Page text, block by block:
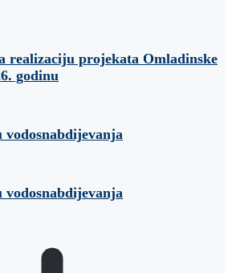
realizaciju projekata Omladinske
godinu